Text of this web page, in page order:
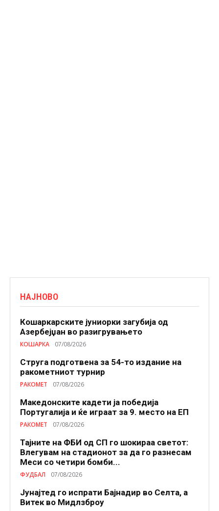
НАЈНОВО
Кошаркарските јуниорки загубија од
Азербејџан во разигрувањето
КОШАРКА 07/08/2026
Струга подготвена за 54-то издание на
ракометниот турнир
РАКОМЕТ 07/08/2026
Македонските кадети ја победија
Португалија и ќе играат за 9. место на ЕП
РАКОМЕТ 07/08/2026
Тајните на ФБИ од СП го шокираа светот:
Влегувам на стадионот за да го разнесам
Меси со четири бомби...
ФУДБАЛ 07/08/2026
Јунајтед го испрати Бајнадир во Селта, а
Витек во Мидлзброу